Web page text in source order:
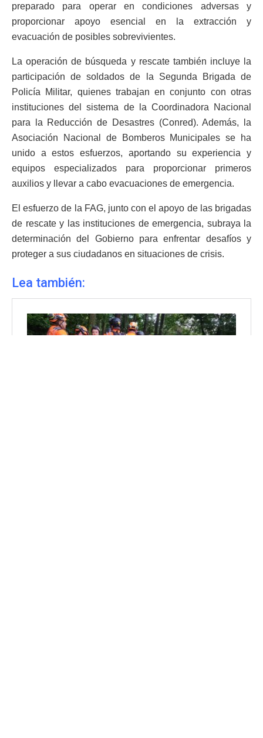
preparado para operar en condiciones adversas y
proporcionar apoyo esencial en la extracción y
evacuación de posibles sobrevivientes.
La operación de búsqueda y rescate también incluye la
participación de soldados de la Segunda Brigada de
Policía Militar, quienes trabajan en conjunto con otras
instituciones del sistema de la Coordinadora Nacional
para la Reducción de Desastres (Conred). Además, la
Asociación Nacional de Bomberos Municipales se ha
unido a estos esfuerzos, aportando su experiencia y
equipos especializados para proporcionar primeros
auxilios y llevar a cabo evacuaciones de emergencia.
El esfuerzo de la FAG, junto con el apoyo de las brigadas
de rescate y las instituciones de emergencia, subraya la
determinación del Gobierno para enfrentar desafíos y
proteger a sus ciudadanos en situaciones de crisis.
Lea también: